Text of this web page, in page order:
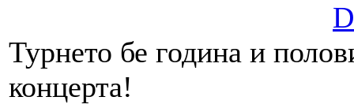
Турнето бе година и
концерта!